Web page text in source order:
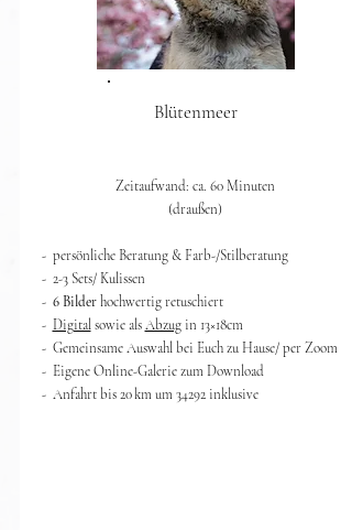
Blütenmeer
Zeitaufwand: ca. 60 Minuten
(draußen)​
- persönliche Beratung & Farb-/Stilberatung
- 2-3 Sets/ Kulissen
- 6 Bilderhochwertig retuschiert
- Digitalsowie alsAbzugin 13×18cm
- Gemeinsame Auswahl bei Euch zu Hause/ per Zoom
- Eigene Online-Galerie zum Download
- Anfahrt bis 20 km um 34292 inklusive